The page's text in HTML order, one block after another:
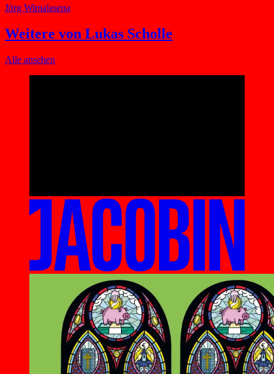
Jörg Wimalasena
Weitere von Lukas Scholle
Alle ansehen